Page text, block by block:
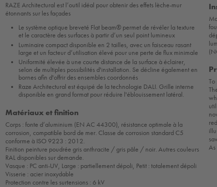
RAZE Architectural est l’outil idéal pour obtenir des effets lèche-mur
étonnants sur les façades
Le système optique breveté Flat beam® permet de révéler la texture
et le caractère des surfaces à partir d’un seul point lumineux
Luminaire compact disponible en 2 tailles, avec un faisceau rasant
large et un facteur d’utilisation élevé pour une perte de flux minimale
Uniformité élevée à une courte distance de la surface à éclairer,
selon de multiples possibilités d'installation. Se décline également en
bornes afin d'offrir des ensembles coordonnés
Raze Architectural est équipé de la technologie DALI. Grille interne
disponible en grand format pour réduire l'éblouissement latéral.
Matériaux et finition
Corps : fonte d’aluminium (EN AC 44300), résistance optimale à la
corrosion, compatible bord de mer. Classe de corrosion standard C5
conforme à ISO 9223 : 2012.
Finition peinture poudrée gris anthracite / gris pâle / noir. Autres couleurs
RAL disponibles sur demande.
Vasque : PC anti-UV, Large : partiellement dépoli, Petit : totalement dépoli
Visserie : acier inoxydable
Protection contre les surtensions : 6 kV
To
As